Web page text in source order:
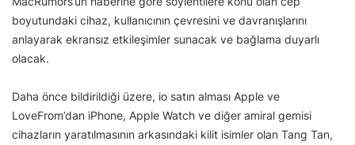
boyutundaki cihaz, kullanıcının çevresini ve davranışlarını
anlayarak ekransız etkileşimler sunacak ve bağlama duyarlı
olacak.
Daha önce bildirildiği üzere, io satın alması Apple ve
LoveFrom’dan iPhone, Apple Watch ve diğer amiral gemisi
cihazların yaratılmasının arkasındaki kilit isimler olan Tang Tan,